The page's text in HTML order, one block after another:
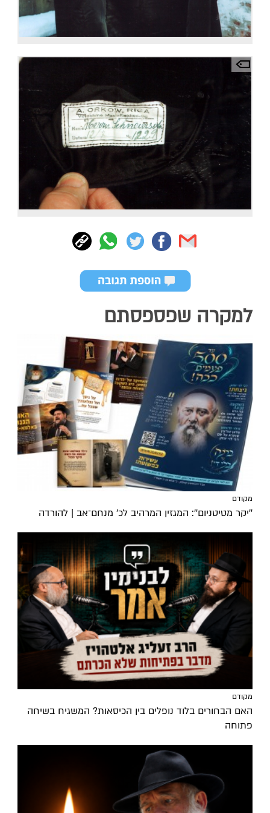
למקרה שפספסתם
מקודם
''יקר מטיטניום'': המגזין המרהיב לכ’ מנחם־אב | להורדה
מקודם
האם הבחורים בלוד נופלים בין הכיסאות? המשגיח בשיחה
פתוחה